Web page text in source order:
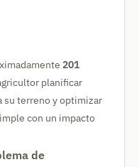
201
planificar
su terreno y optimizar
con un impacto
de